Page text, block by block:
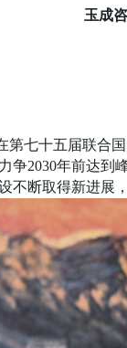
玉成
第七十五届联合
争2030年前达到
不断取得新进展